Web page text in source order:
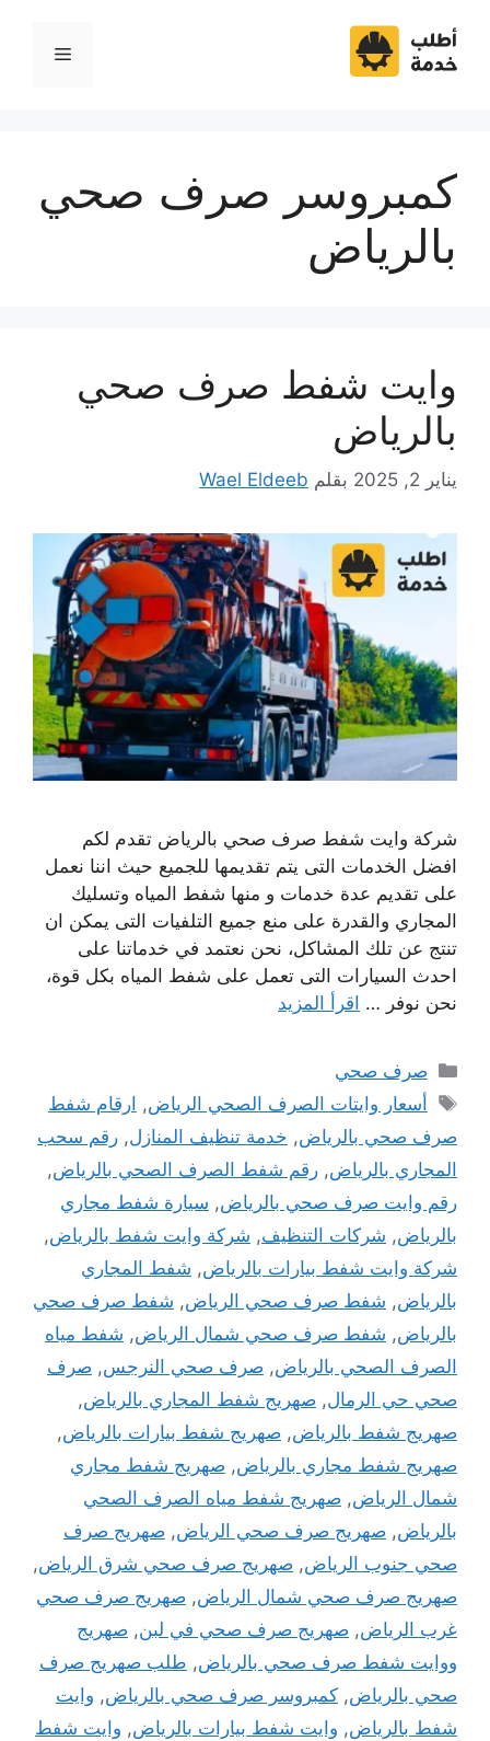
المحتوى
القائمة
كمبروسر صرف صحي
بالرياض
وايت شفط صرف صحي
بالرياض
يناير 2, 2025 بقلم Wael Eldeeb
شركة وايت شفط صرف صحي بالرياض تقدم لكم
افضل الخدمات التى يتم تقديمها للجميع حيث اننا نعمل
على تقديم عدة خدمات و منها شفط المياه وتسليك
المجاري والقدرة على منع جميع التلفيات التى يمكن ان
تنتج عن تلك المشاكل، نحن نعتمد في خدماتنا على
احدث السيارات التى تعمل على شفط المياه بكل قوة،
نحن نوفر … اقرأ المزيد
التصنيفات
صرف صحي
الوسوم
أسعار وايتات الصرف الصحي الرياض, ارقام شفط
صرف صحي بالرياض, خدمة تنظيف المنازل, رقم سحب
المجاري بالرياض, رقم شفط الصرف الصحي بالرياض,
رقم وايت صرف صحي بالرياض, سيارة شفط مجاري
بالرياض, شركات التنظيف, شركة وايت شفط بالرياض,
شركة وايت شفط بيارات بالرياض, شفط المجاري
بالرياض, شفط صرف صحي الرياض, شفط صرف صحي
بالرياض, شفط صرف صحي شمال الرياض, شفط مياه
الصرف الصحي بالرياض, صرف صحي النرجس, صرف
صحي حي الرمال, صهريج شفط المجاري بالرياض,
صهريج شفط بالرياض, صهريج شفط بيارات بالرياض,
صهريج شفط مجاري بالرياض, صهريج شفط مجاري
شمال الرياض, صهريج شفط مياه الصرف الصحي
بالرياض, صهريج صرف صحي الرياض, صهريج صرف
صحي جنوب الرياض, صهريج صرف صحي شرق الرياض,
صهريج صرف صحي شمال الرياض, صهريج صرف صحي
غرب الرياض, صهريج صرف صحي في لبن, صهريج
ووايت شفط صرف صحي بالرياض, طلب صهريج صرف
صحي بالرياض, كمبروسر صرف صحي بالرياض, وايت
شفط بالرياض, وايت شفط بيارات بالرياض, وايت شفط